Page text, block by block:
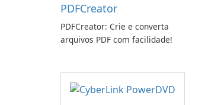
PDFCreator
PDFCreator: Crie e converta
arquivos PDF com facilidade!